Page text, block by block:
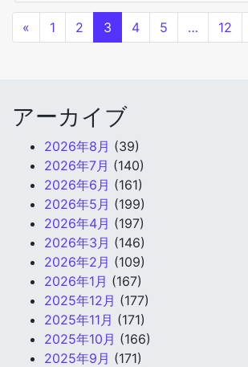
« 1 2 3 4 5 … 12
アーカイブ
2026年8月 (39)
2026年7月 (140)
2026年6月 (161)
2026年5月 (199)
2026年4月 (197)
2026年3月 (146)
2026年2月 (109)
2026年1月 (167)
2025年12月 (177)
2025年11月 (171)
2025年10月 (166)
2025年9月 (171)